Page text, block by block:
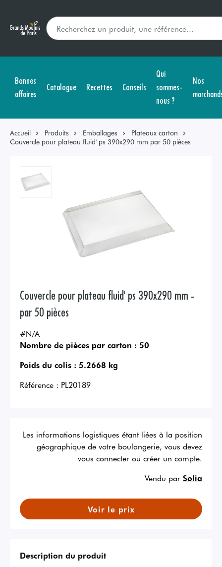
Bonnes
affaires
Catalogue Recettes Conseils
Qui
sommes-
nous ?
Nos
Accueil Produits Emballages
Plateaux carton
Couvercle pour plateau fluid' ps 390x290 mm par 50 pièces
Couvercle pour plateau fluid' ps 390x290 mm -
par 50 pièces
#N/A
Nombre de pièces par carton : 50
Poids du colis : 5.2668 kg
Référence : PL20189
Les informations logistiques étant liées à la position
géographique de votre boulangerie, vous devez
vous connecter ou créer un compte.
Vendu par Solia
Voir le prix
Description du produit